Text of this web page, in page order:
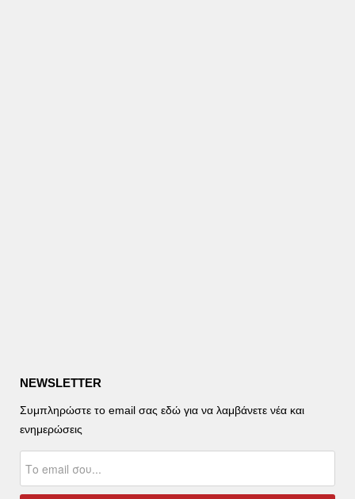
NEWSLETTER
Συμπληρώστε το email σας εδώ για να λαμβάνετε νέα και
ενημερώσεις